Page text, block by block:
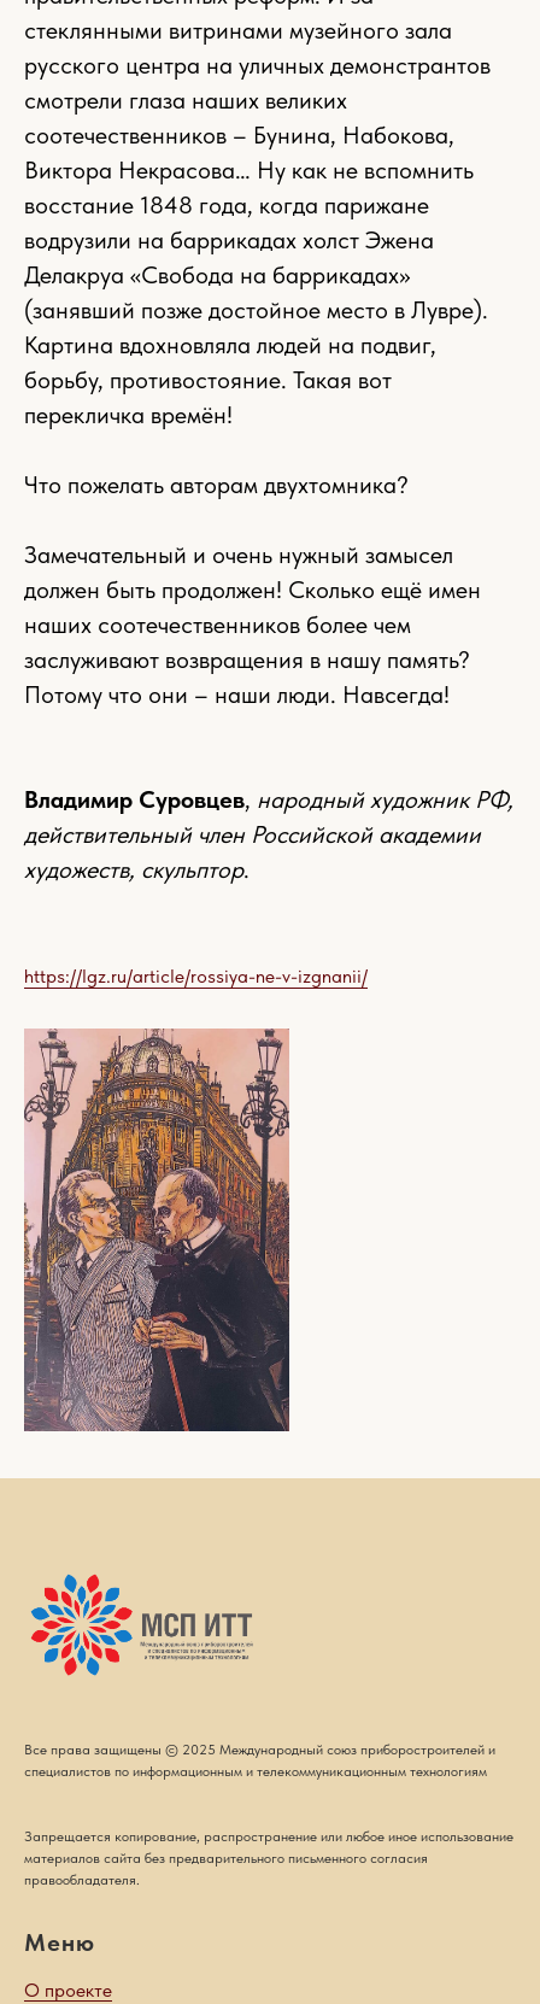
стеклянными витринами музейного зала
русского центра на уличных демонстрантов
смотрели глаза наших великих
соотечественников – Бунина, Набокова,
Виктора Некрасова… Ну как не вспомнить
восстание 1848 года, когда парижане
водрузили на баррикадах холст Эжена
Делакруа «Свобода на баррикадах»
(занявший позже достойное место в Лувре).
Картина вдохновляла людей на подвиг,
борьбу, противостояние. Такая вот
перекличка времён!
Что пожелать авторам двухтомника?
Замечательный и очень нужный замысел
должен быть продолжен! Сколько ещё имен
наших соотечественников более чем
заслуживают возвращения в нашу память?
Потому что они – наши люди. Навсегда!
Владимир Суровцев, народный художник РФ,
действительный член Российской академии
художеств, скульптор.
https://lgz.ru/article/rossiya-ne-v-izgnanii/
Все права защищены © 2025 Международный союз приборостроителей и
специалистов по информационным и телекоммуникационным технологиям
Запрещается копирование, распространение или любое иное использование
материалов сайта без предварительного письменного согласия
правообладателя.
Меню
О проекте